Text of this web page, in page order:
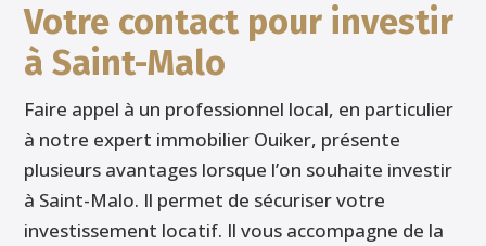
Votre contact pour investir
à Saint-Malo
Faire appel à un professionnel local, en particulier
à notre expert immobilier Ouiker, présente
plusieurs avantages lorsque l’on souhaite investir
à Saint-Malo. Il permet de sécuriser votre
investissement locatif. Il vous accompagne de la